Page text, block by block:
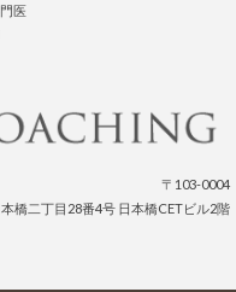
医
〒103-0004
橋二丁目28番4号 日本橋CETビル2階